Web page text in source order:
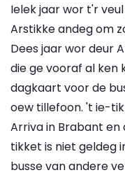
Ielek jaar wor t'r
Arstikke andeg om
Dees jaar wor deur
die ge vooraf al ken
dagkaart voor de
oew tillefoon. 't ie-
Arriva in Brabant
tikket is niet geldeg
busse van andere